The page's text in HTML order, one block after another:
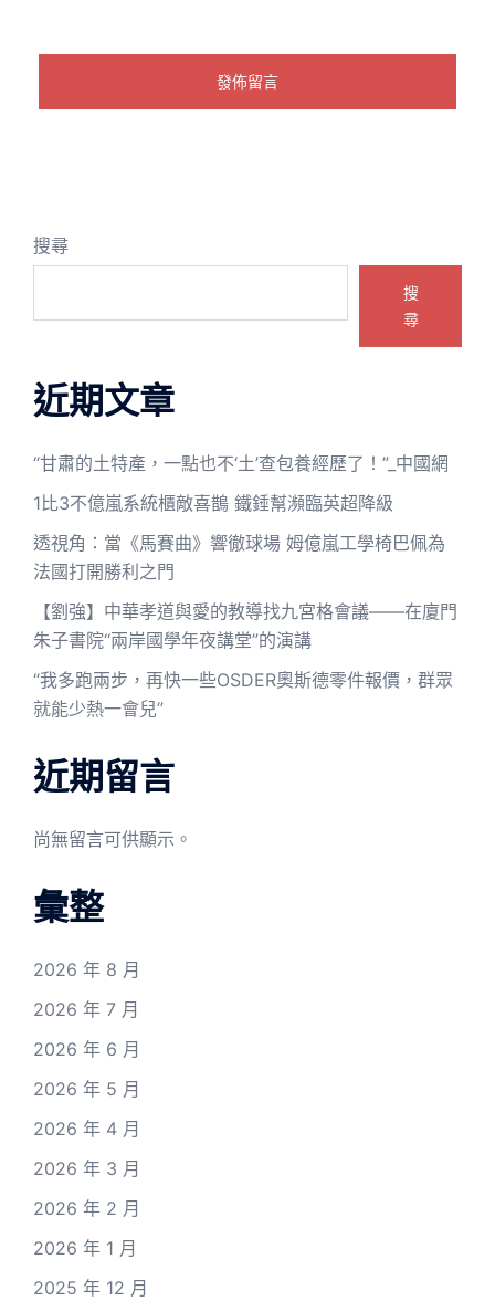
搜尋
搜
尋
近期文章
“甘肅的土特產，一點也不‘土’查包養經歷了！”_中國網
1比3不億嵐系統櫃敵喜鵲 鐵錘幫瀕臨英超降級
透視角：當《馬賽曲》響徹球場 姆億嵐工學椅巴佩為
法國打開勝利之門
【劉強】中華孝道與愛的教導找九宮格會議——在廈門
朱子書院“兩岸國學年夜講堂”的演講
“我多跑兩步，再快一些OSDER奧斯德零件報價，群眾
就能少熱一會兒”
近期留言
尚無留言可供顯示。
彙整
2026 年 8 月
2026 年 7 月
2026 年 6 月
2026 年 5 月
2026 年 4 月
2026 年 3 月
2026 年 2 月
2026 年 1 月
2025 年 12 月